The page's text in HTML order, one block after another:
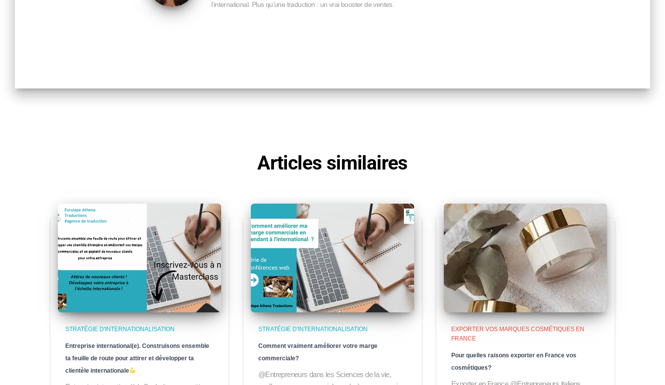
l’international. Plus qu’une traduction : un vrai booster de ventes.
Articles similaires
STRATÉGIE D'INTERNATIONALISATION
Entreprise international(e). Construisons ensemble
ta feuille de route pour attirer et développer ta
clientèle internationale
STRATÉGIE D'INTERNATIONALISATION
Comment vraiment améliorer votre marge
commerciale?
@Entrepreneurs dans les Sciences de la vie,
EXPORTER VOS MARQUES COSMÉTIQUES EN
FRANCE
Pour quelles raisons exporter en France vos
cosmétiques?